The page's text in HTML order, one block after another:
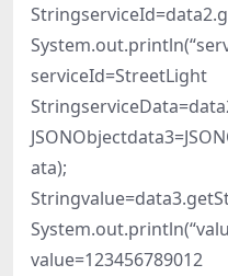
serviceId=StreetLight
ata);
value=123456789012